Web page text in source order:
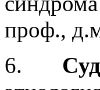
проф.,
6.